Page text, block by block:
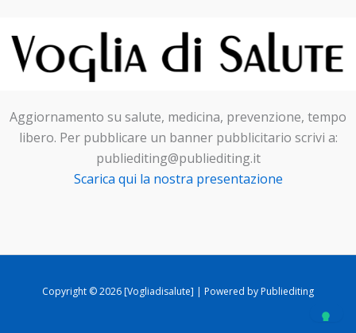
Aggiornamento su salute, medicina, prevenzione, tempo
libero. Per pubblicare un banner pubblicitario scrivi a:
publiediting@publiediting.it
Scarica qui la nostra presentazione
Copyright © 2026 [Vogliadisalute] | Powered by Publiediting